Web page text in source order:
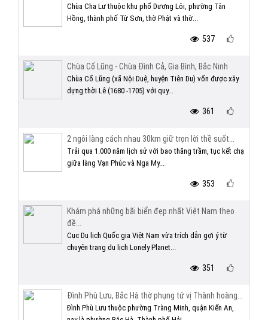
Chùa Cha Lư thuộc khu phố Dương Lôi, phường Tân
Hồng, thành phố Từ Sơn, thờ Phật và thờ...
537
Chùa Cổ Lũng - Chùa Đình Cả, Gia Bình, Bắc Ninh
Chùa Cổ Lũng (xã Nội Duệ, huyện Tiên Du) vốn được xây
dựng thời Lê (1680 -1705) với quy...
361
2 ngôi làng cách nhau 30km giữ trọn lời thề suốt...
Trải qua 1.000 năm lịch sử với bao thăng trầm, tục kết chạ
giữa làng Vạn Phúc và Nga My...
353
Khám phá những bãi biển đẹp nhất Việt Nam theo
đề...
Cục Du lịch Quốc gia Việt Nam vừa trích dẫn gợi ý từ
chuyên trang du lịch Lonely Planet...
351
Đình Phù Lưu, Bắc Hà thờ phụng tứ vị Thành hoàng...
Đình Phù Lưu thuộc phường Tràng Minh, quận Kiến An,